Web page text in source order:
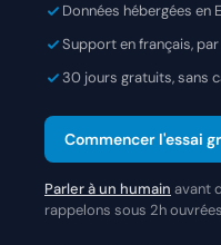
Données hébergées en
Support en français,
30 jours gratuits, sans
Commencer l'essai
Parler à un humain avant
rappelons sous 2h